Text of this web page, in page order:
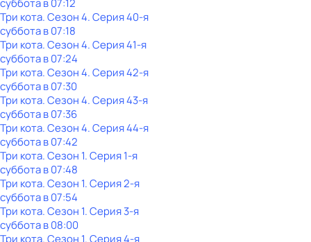
субботав07:12
Три кота. Сезон 4. Серия 40-я
субботав07:18
Три кота. Сезон 4. Серия 41-я
субботав07:24
Три кота. Сезон 4. Серия 42-я
субботав07:30
Три кота. Сезон 4. Серия 43-я
субботав07:36
Три кота. Сезон 4. Серия 44-я
субботав07:42
Три кота. Сезон 1. Серия 1-я
субботав07:48
Три кота. Сезон 1. Серия 2-я
субботав07:54
Три кота. Сезон 1. Серия 3-я
субботав08:00
Три кота. Сезон 1. Серия 4-я